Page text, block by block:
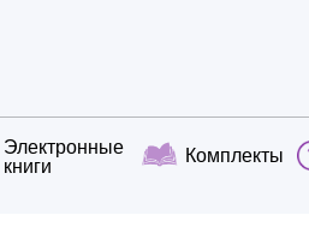
Электронные
книги
Комплекты